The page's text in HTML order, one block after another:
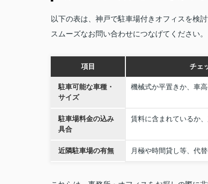
以下の表は、神戸で駐車場付きオフィスを検
スムーズなお問い合わせにつなげてください。
項目 チェ
駐車可能な車種・
サイズ
機械式か平置きか、車
駐車場料金の込み
具合
賃料に含まれているか
近隣駐車場の有無 月極や時間貸し等、代